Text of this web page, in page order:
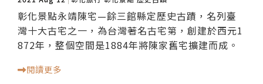
彰化景點永靖陳宅—餘三館縣定歷史古蹟，名列臺
灣十大古宅之一，為台灣著名古宅第，創建於西元1
872年，整個空間是1884年將陳家舊宅擴建而成。
閱讀更多